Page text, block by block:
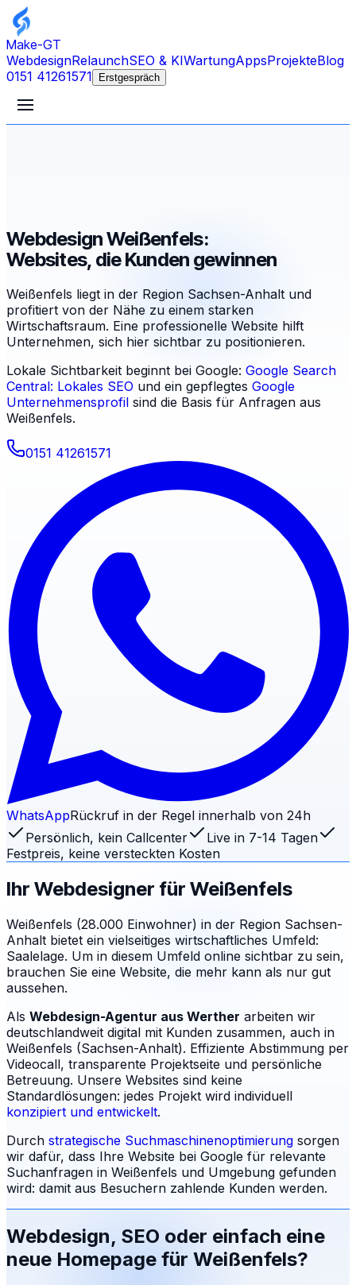
Make-GT
WebdesignRelaunchSEO & KIWartungAppsProjekteBlog
0151 41261571
Erstgespräch
Webdesign Weißenfels:
Websites, die Kunden gewinnen
Weißenfels liegt in der Region Sachsen-Anhalt und
profitiert von der Nähe zu einem starken
Wirtschaftsraum. Eine professionelle Website hilft
Unternehmen, sich hier sichtbar zu positionieren.
Lokale Sichtbarkeit beginnt bei Google: Google Search
Central: Lokales SEO und ein gepflegtes Google
Unternehmensprofil sind die Basis für Anfragen aus
Weißenfels.
0151 41261571
WhatsAppRückruf in der Regel innerhalb von 24h
Persönlich, kein Callcenter
Live in 7-14 Tagen
Festpreis, keine versteckten Kosten
Ihr Webdesigner für Weißenfels
Weißenfels (28.000 Einwohner) in der Region Sachsen-
Anhalt bietet ein vielseitiges wirtschaftliches Umfeld:
Saalelage. Um in diesem Umfeld online sichtbar zu sein,
brauchen Sie eine Website, die mehr kann als nur gut
aussehen.
Als Webdesign-Agentur aus Werther arbeiten wir
deutschlandweit digital mit Kunden zusammen, auch in
Weißenfels (Sachsen-Anhalt). Effiziente Abstimmung per
Videocall, transparente Projektseite und persönliche
Betreuung. Unsere Websites sind keine
Standardlösungen: jedes Projekt wird individuell
konzipiert und entwickelt.
Durch strategische Suchmaschinenoptimierung sorgen
wir dafür, dass Ihre Website bei Google für relevante
Suchanfragen in Weißenfels und Umgebung gefunden
wird: damit aus Besuchern zahlende Kunden werden.
Webdesign, SEO oder einfach eine
neue Homepage für Weißenfels?